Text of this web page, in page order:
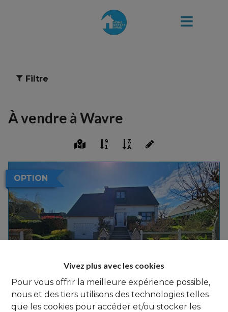
Vivez plus avec les cookies
Pour vous offrir la meilleure expérience possible,
nous et des tiers utilisons des technologies telles
que les cookies pour accéder et/ou stocker les
Filtre
À vendre à Wavre
OPTION